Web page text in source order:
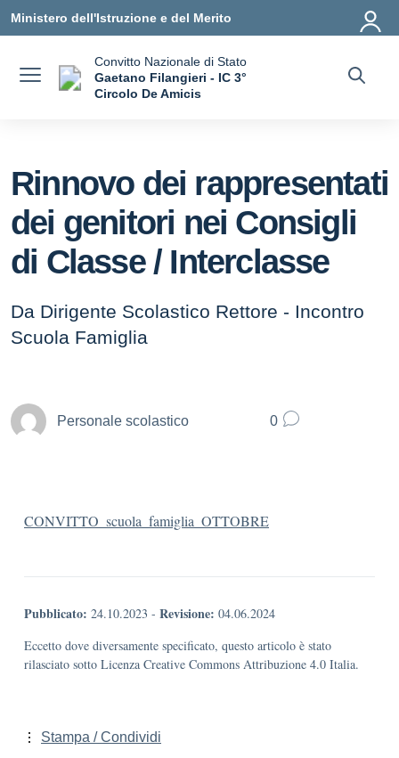
Ministero dell'Istruzione e del Merito
Convitto Nazionale di Stato
Gaetano Filangieri - IC 3°
Circolo De Amicis
Rinnovo dei rappresentati
dei genitori nei Consigli
di Classe / Interclasse
Da Dirigente Scolastico Rettore - Incontro
Scuola Famiglia
Personale scolastico 0
CONVITTO_scuola_famiglia_OTTOBRE
Pubblicato: 24.10.2023 - Revisione: 04.06.2024
Eccetto dove diversamente specificato, questo articolo è stato
rilasciato sotto Licenza Creative Commons Attribuzione 4.0 Italia.
Stampa / Condividi